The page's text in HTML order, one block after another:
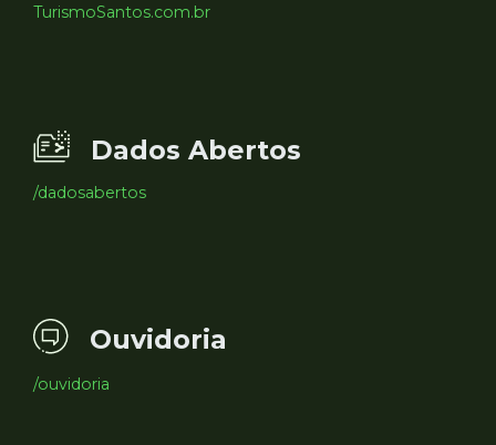
TurismoSantos.com.br
Dados Abertos
/dadosabertos
Ouvidoria
/ouvidoria